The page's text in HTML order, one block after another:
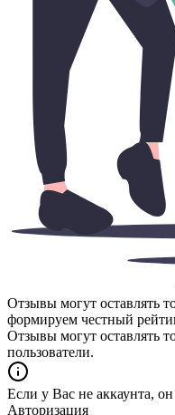
Отзывы могут оставлять
формируем честный
Отзывы могут оставлять
пользователи.
Если у Вас не аккаунта, он
Авторизация